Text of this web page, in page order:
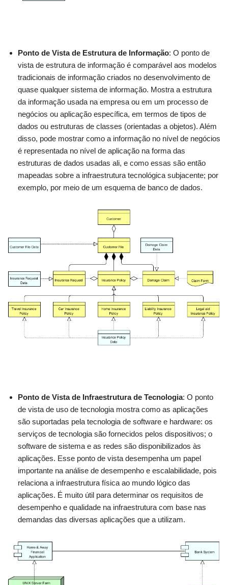
Ponto de Vista de Estrutura de Informação: O ponto de
vista de estrutura de informação é comparável aos modelos
tradicionais de informação criados no desenvolvimento de
quase qualquer sistema de informação. Mostra a estrutura
da informação usada na empresa ou em um processo de
negócios ou aplicação específica, em termos de tipos de
dados ou estruturas de classes (orientadas a objetos). Além
disso, pode mostrar como a informação no nível de negócios
é representada no nível de aplicação na forma das
estruturas de dados usadas ali, e como essas são então
mapeadas sobre a infraestrutura tecnológica subjacente; por
exemplo, por meio de um esquema de banco de dados.
Ponto de Vista de Infraestrutura de Tecnologia: O ponto
de vista de uso de tecnologia mostra como as aplicações
são suportadas pela tecnologia de software e hardware: os
serviços de tecnologia são fornecidos pelos dispositivos; o
software de sistema e as redes são disponibilizados às
aplicações. Esse ponto de vista desempenha um papel
importante na análise de desempenho e escalabilidade, pois
relaciona a infraestrutura física ao mundo lógico das
aplicações. É muito útil para determinar os requisitos de
desempenho e qualidade na infraestrutura com base nas
demandas das diversas aplicações que a utilizam.